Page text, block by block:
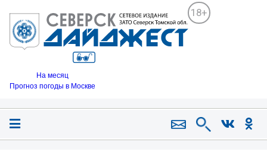
18+
На месяц
Прогноз погоды в Москве